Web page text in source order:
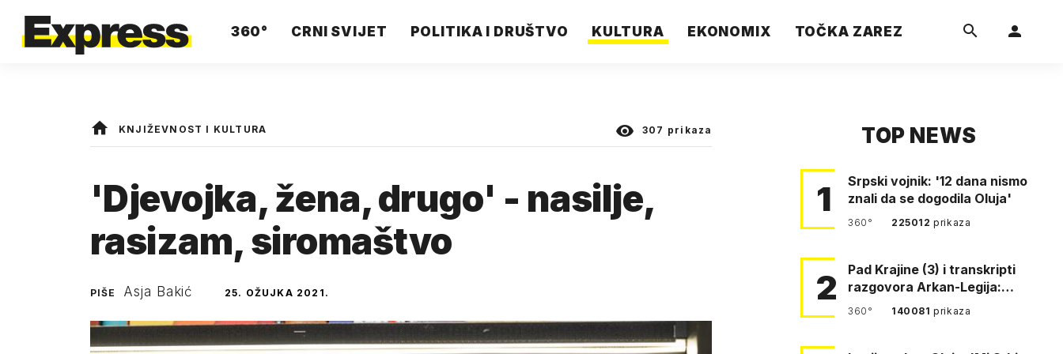
360° CRNI SVIJET POLITIKA I DRUŠTVO KULTURA EKONOMIX TOČKA ZAREZ
KNJIŽEVNOST I KULTURA 307 prikaza
'Djevojka, žena, drugo' - nasilje,
rasizam, siromaštvo
PIŠE Asja Bakić 25. OŽUJKA 2021.
TOP NEWS
1
Srpski vojnik: '12 dana nismo
znali da se dogodila Oluja'
360° 225012prikaza
2
Pad Krajine (3) i transkripti
razgovora Arkan-Legija:
'Čujem, prelazite ustašam…
360° 140081prikaza